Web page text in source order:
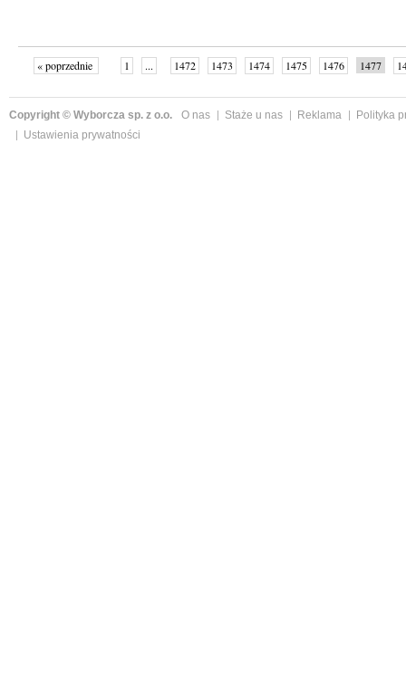
« poprzednie 1 ... 1472 1473 1474 1475 1476 1477
Copyright © Wyborcza sp. z o.o. O nas Staże u nas Reklama
Polityka
Ustawienia prywatności